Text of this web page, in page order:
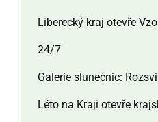
Liberecký kraj otevře
24/7
Galerie slunečnic:
Léto na Kraji otevře